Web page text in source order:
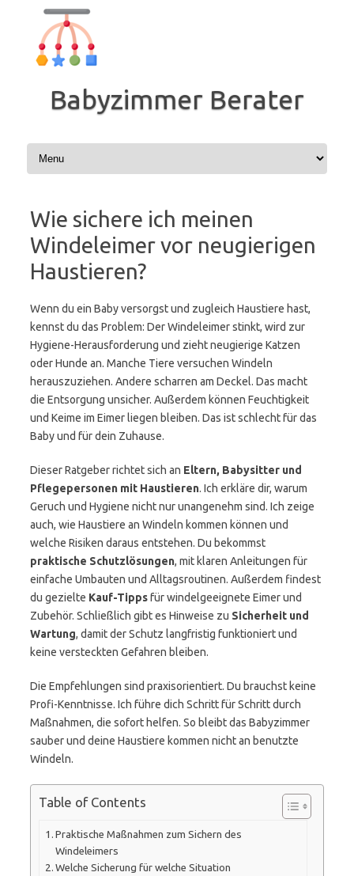
Inhalt
springen
Babyzimmer Berater
Wie sichere ich meinen
Windeleimer vor neugierigen
Haustieren?
Wenn du ein Baby versorgst und zugleich Haustiere hast,
kennst du das Problem: Der Windeleimer stinkt, wird zur
Hygiene-Herausforderung und zieht neugierige Katzen
oder Hunde an. Manche Tiere versuchen Windeln
herauszuziehen. Andere scharren am Deckel. Das macht
die Entsorgung unsicher. Außerdem können Feuchtigkeit
und Keime im Eimer liegen bleiben. Das ist schlecht für das
Baby und für dein Zuhause.
Dieser Ratgeber richtet sich an Eltern, Babysitter und
Pflegepersonen mit Haustieren. Ich erkläre dir, warum
Geruch und Hygiene nicht nur unangenehm sind. Ich zeige
auch, wie Haustiere an Windeln kommen können und
welche Risiken daraus entstehen. Du bekommst
praktische Schutzlösungen, mit klaren Anleitungen für
einfache Umbauten und Alltagsroutinen. Außerdem findest
du gezielte Kauf-Tippsfür windelgeeignete Eimer und
Zubehör. Schließlich gibt es Hinweise zu Sicherheit und
Wartung, damit der Schutz langfristig funktioniert und
keine versteckten Gefahren bleiben.
Die Empfehlungen sind praxisorientiert. Du brauchst keine
Profi-Kenntnisse. Ich führe dich Schritt für Schritt durch
Maßnahmen, die sofort helfen. So bleibt das Babyzimmer
sauber und deine Haustiere kommen nicht an benutzte
Windeln.
Table of Contents
Praktische Maßnahmen zum Sichern des
Windeleimers
Welche Sicherung für welche Situation